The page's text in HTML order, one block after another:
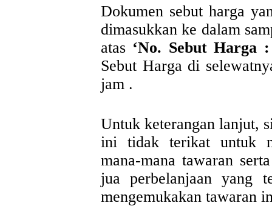
Dokumen sebut harga
dimasukkan ke dalam
atas ‘No. Sebut Harga :
Sebut Harga di
jam .
Untuk keterangan lanjut,
ini tidak terikat untuk
mana-mana tawaran
jua perbelanjaan yang
mengemukakan tawaran